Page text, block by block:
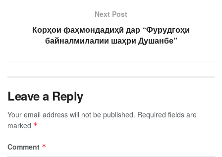
Next Post
Корҳои фаҳмондадиҳӣ дар “Фурудгоҳи
байналмилалии шаҳри Душанбе”
Leave a Reply
Your email address will not be published. Required fields are
marked *
Comment *